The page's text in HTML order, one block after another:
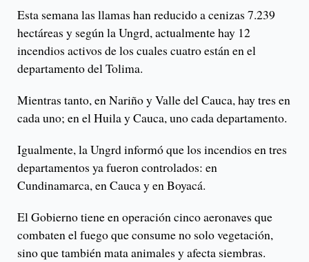
Esta semana las llamas han reducido a cenizas 7.239
hectáreas y según la Ungrd, actualmente hay 12
incendios activos de los cuales cuatro están en el
departamento del Tolima.
Mientras tanto, en Nariño y Valle del Cauca, hay tres en
cada uno; en el Huila y Cauca, uno cada departamento.
Igualmente, la Ungrd informó que los incendios en tres
departamentos ya fueron controlados: en
Cundinamarca, en Cauca y en Boyacá.
El Gobierno tiene en operación cinco aeronaves que
combaten el fuego que consume no solo vegetación,
sino que también mata animales y afecta siembras.